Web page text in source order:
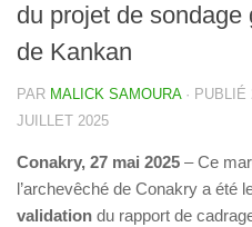
du projet de
de Kankan
PAR MALICK SAMOURA · PUBLIÉ
JUILLET 2025
Conakry, 27 mai 2025 – Ce
l’archevêché de Conakry a été
validation du rapport de